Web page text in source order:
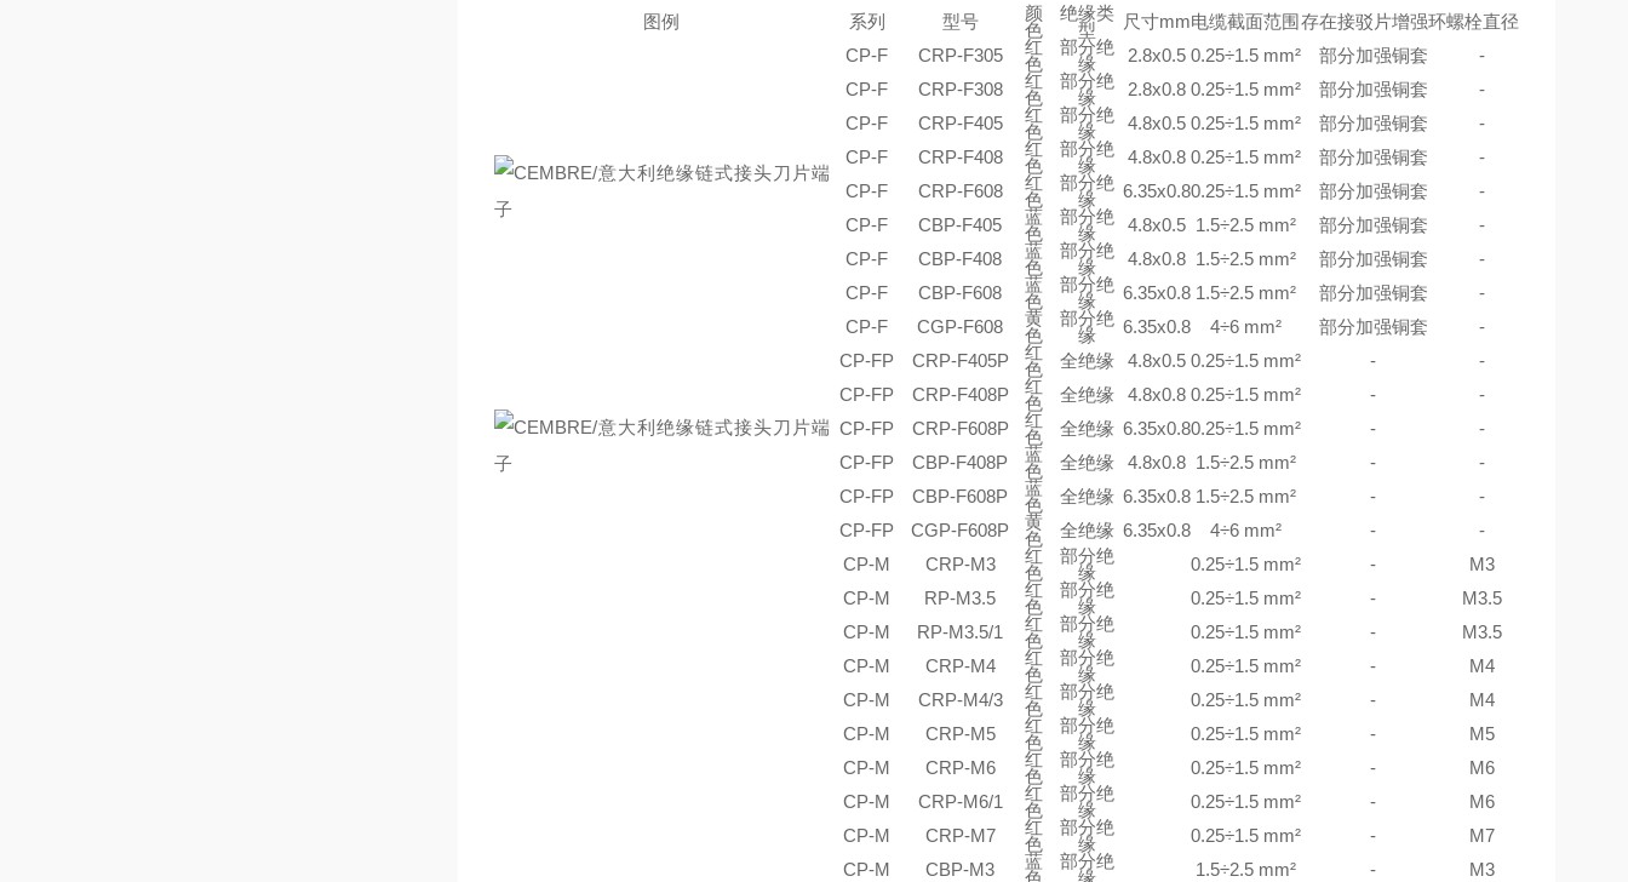
图例 系列 型号
颜
色
绝缘类
型
尺寸mm电缆截面范围 存在接驳片增强环螺栓直径
CP-F
CRP-F305
红
色
部分绝
缘
2.8x0.5 0.25÷1.5 mm² 部分加强铜套
-
CP-F
CRP-F308
红
色
部分绝
缘
2.8x0.8 0.25÷1.5 mm² 部分加强铜套
-
CP-F
CRP-F405
红
色
部分绝
缘
4.8x0.5 0.25÷1.5 mm² 部分加强铜套
-
CP-F
CRP-F408
红
色
部分绝
缘
4.8x0.8 0.25÷1.5 mm² 部分加强铜套
-
CP-F
CRP-F608
红
色
部分绝
缘
6.35x0.80.25÷1.5 mm² 部分加强铜套
-
CP-F
CBP-F405
蓝
色
部分绝
缘
4.8x0.5 1.5÷2.5 mm² 部分加强铜套
-
CP-F
CBP-F408
蓝
色
部分绝
缘
4.8x0.8 1.5÷2.5 mm² 部分加强铜套
-
CP-F
CBP-F608
蓝
色
部分绝
缘
6.35x0.8 1.5÷2.5 mm² 部分加强铜套
-
CP-F
CGP-F608
黄
色
部分绝
缘
6.35x0.8 4÷6 mm² 部分加强铜套
-
CP-FP
CRP-F405P
红
色
全绝缘 4.8x0.5 0.25÷1.5 mm² -
-
CP-FP
CRP-F408P
红
色
全绝缘 4.8x0.8 0.25÷1.5 mm² -
-
CP-FP
CRP-F608P
红
色
全绝缘 6.35x0.80.25÷1.5 mm² -
-
CP-FP
CBP-F408P
蓝
色
全绝缘 4.8x0.8 1.5÷2.5 mm² -
-
CP-FP
CBP-F608P
蓝
色
全绝缘 6.35x0.8 1.5÷2.5 mm² -
-
CP-FP
CGP-F608P
黄
色
全绝缘 6.35x0.8 4÷6 mm² -
-
CP-M
CRP-M3
红
色
部分绝
缘
0.25÷1.5 mm² -
M3
CP-M
RP-M3.5
红
色
部分绝
缘
0.25÷1.5 mm² -
M3.5
CP-M
RP-M3.5/1
红
色
部分绝
缘
0.25÷1.5 mm² -
M3.5
CP-M
CRP-M4
红
色
部分绝
缘
0.25÷1.5 mm² -
M4
CP-M
CRP-M4/3
红
色
部分绝
缘
0.25÷1.5 mm² -
M4
CP-M
CRP-M5
红
色
部分绝
缘
0.25÷1.5 mm² -
M5
CP-M
CRP-M6
红
色
部分绝
缘
0.25÷1.5 mm² -
M6
CP-M
CRP-M6/1
红
色
部分绝
缘
0.25÷1.5 mm² -
M6
CP-M
CRP-M7
红
色
部分绝
缘
0.25÷1.5 mm² -
M7
CP-M
CBP-M3
蓝
色
部分绝
缘
1.5÷2.5 mm² -
M3